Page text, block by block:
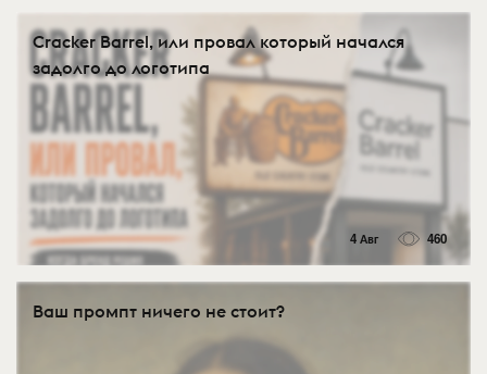
Cracker Barrel, или провал который начался
задолго до логотипа
4 Авг 460
Ваш промпт ничего не стоит?